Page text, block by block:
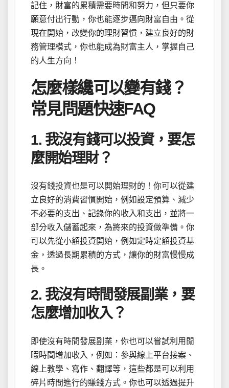
記住，財富的累積需要時間和努力，但只要你
願意付出行動，你也能逐步邁向財富自由。從
現在開始，改變你的理財習慣，建立良好的財
務管理模式，你也能成為財富主人，掌握自己
的人生方向！
怎麼樣纔可以變有錢？
常見問題快速FAQ
1. 我沒有錢可以投資，要怎
麼開始理財？
沒有錢投資也是可以開始理財的！你可以從建
立良好的消費習慣開始，例如設定預算、減少
不必要的支出、記錄你的收入和支出，並將一
部分收入儲蓄起來，為將來的投資做準備。你
可以先從小額投資開始，例如定時定額投資基
金，透過長期累積的方式，讓你的財富慢慢成
長。
2. 我沒有時間發展副業，要
怎麼增加收入？
即使沒有時間發展副業，你也可以嘗試利用閒
暇時間增加收入，例如：參與線上平台接案、
線上教學、寫作、翻譯等，這些都是可以利用
碎片時間進行的賺錢方式。你也可以透過提升